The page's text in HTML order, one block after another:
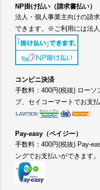
NP掛け払い（請求書払い）
法人・個人事業主向けの請
できます。※ご利用には法
コンビニ決済
手数料：400円(税抜) ローソ
プ、セイコーマートでお支払
Pay-easy（ペイジー）
手数料：400円(税抜) Pay-
ングでお支払いができます。